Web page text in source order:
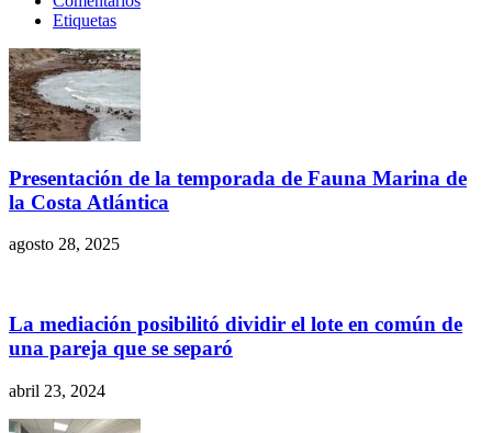
Etiquetas
Presentación de la temporada de Fauna Marina de
la Costa Atlántica
agosto 28, 2025
La mediación posibilitó dividir el lote en común de
una pareja que se separó
abril 23, 2024